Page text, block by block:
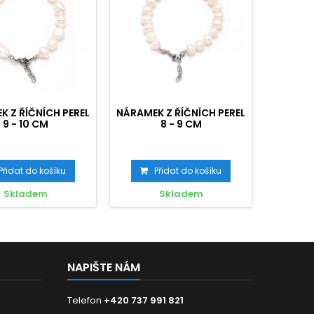
Z ŘÍČNÍCH PEREL
9 - 10 CM
do košíku
Skladem
NÁRAMEK Z ŘÍČNÍCH PEREL
8 - 9 CM
Přidat do košíku
Skladem
NAPIŠTE NÁM
Telefon +420 737 991 821